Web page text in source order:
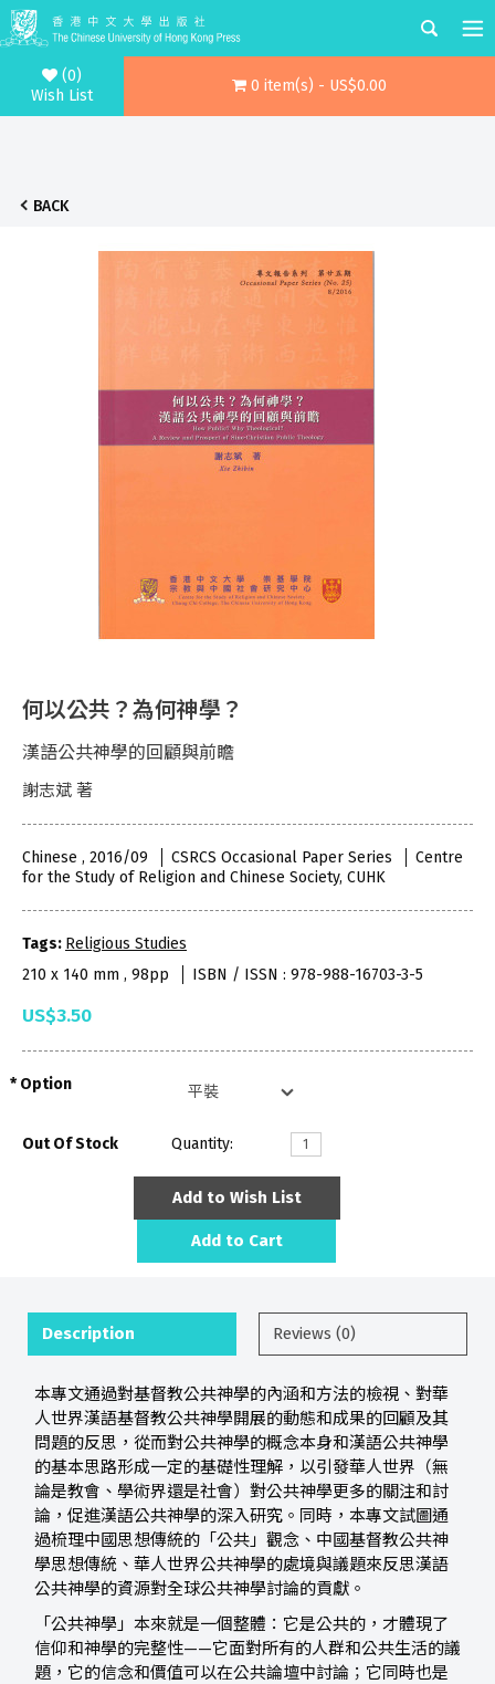
(0)
Wish List
0 item(s) - US$0.00
BACK
何以公共？為何神學？
漢語公共神學的回顧與前瞻
謝志斌 著
Chinese , 2016/09 CSRCS Occasional Paper Series
Centre
for the Study of Religion and Chinese Society, CUHK
Tags: Religious Studies
210 x 140 mm , 98pp
ISBN / ISSN : 978-988-16703-3-5
US$3.50
Option
Out Of Stock Quantity:
Add to Wish List
Add to Cart
Description Reviews (0)
本專文通過對基督教公共神學的內涵和方法的檢視、對華
人世界漢語基督教公共神學開展的動態和成果的回顧及其
問題的反思，從而對公共神學的概念本身和漢語公共神學
的基本思路形成一定的基礎性理解，以引發華人世界（無
論是教會、學術界還是社會）對公共神學更多的關注和討
論，促進漢語公共神學的深入研究。同時，本專文試圖通
過梳理中國思想傳統的「公共」觀念、中國基督教公共神
學思想傳統、華人世界公共神學的處境與議題來反思漢語
公共神學的資源對全球公共神學討論的貢獻。
「公共神學」本來就是一個整體：它是公共的，才體現了
信仰和神學的完整性——它面對所有的人群和公共生活的議
題，它的信念和價值可以在公共論壇中討論；它同時也是